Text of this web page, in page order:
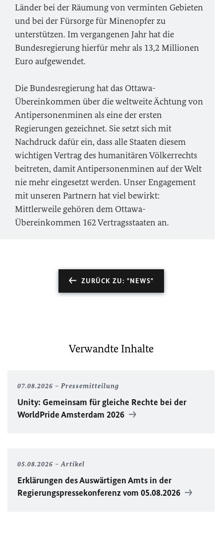
Länder bei der Räumung von verminten Gebieten
und bei der Fürsorge für Minenopfer zu
unterstützen. Im vergangenen Jahr hat die
Bundesregierung hierfür mehr als 13,2 Millionen
Euro aufgewendet.
Die Bundesregierung hat das Ottawa-
Übereinkommen über die weltweite Ächtung von
Antipersonenminen als eine der ersten
Regierungen gezeichnet. Sie setzt sich mit
Nachdruck dafür ein, dass alle Staaten diesem
wichtigen Vertrag des humanitären Völkerrechts
beitreten, damit Antipersonenminen auf der Welt
nie mehr eingesetzt werden. Unser Engagement
mit unseren Partnern hat viel bewirkt:
Mittlerweile gehören dem Ottawa-
Übereinkommen 162 Vertragsstaaten an.
ZURÜCK ZU: "NEWS"
Verwandte Inhalte
07.08.2026 Pressemitteilung
Unity: Gemeinsam für gleiche Rechte bei der
WorldPrideAmsterdam 2026
05.08.2026 Artikel
Erklärungen des Auswärtigen Amts in der
Regierungspressekonferenz vom 05.08.2026